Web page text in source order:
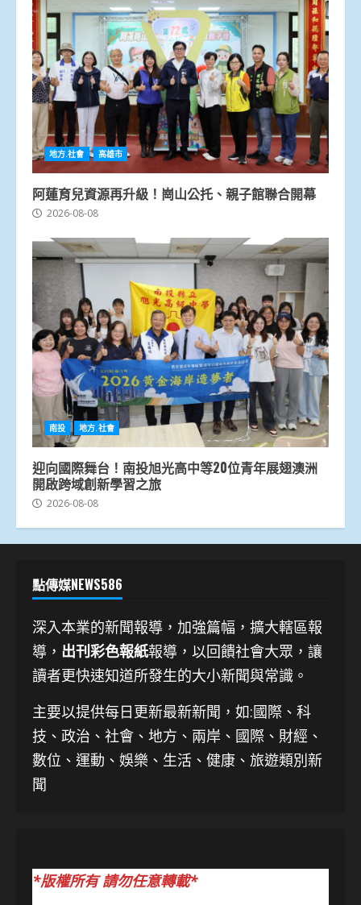
地方.社會 高雄市
阿蓮育兒資源再升級！崗山公托、親子館聯合開幕
2026-08-08
南投 地方.社會
迎向國際舞台！南投旭光高中等20位青年展翅澳洲
開啟跨域創新學習之旅
2026-08-08
點傳媒NEWS586
深入本業的新聞報導，加強篇幅，擴大轄區報
導， 出刊彩色報紙報導，以回饋社會大眾，讓
讀者更快速知道所發生的大小新聞與常識。
主要以提供每日更新最新新聞 ，如:國際、科
技、 政治、社會、地方、兩岸、國際、財經、
數位、運動、娛樂、生活、健康、旅遊類別新
聞
*版權所有 請勿任意轉載*